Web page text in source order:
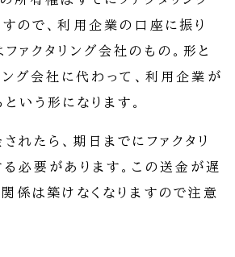
ので、利用企業の口座に振り
ァクタリング会社のもの。形と
ング会社に代わって、利用企業が
いう形になります。
れたら、期日までにファクタリ
必要があります。この送金が遅
係は築けなくなりますので注意